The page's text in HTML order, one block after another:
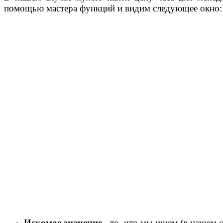
помощью мастера функций и видим следующее окно: